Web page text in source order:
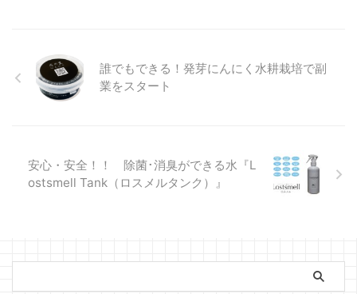
的に注目を集めています。暗号資
産（仮想通貨）と異なり、価格が
安定していることから、日常的な
承認は、その流れを大き ...
誰でもできる！発芽にんにく水耕栽培で副
業をスタート
安心・安全！！ 除菌･消臭ができる水『L
ostsmell Tank（ロスメルタンク）』